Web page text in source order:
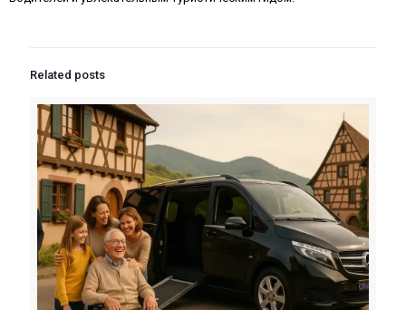
Related posts